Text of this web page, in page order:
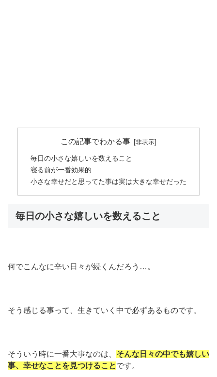
この記事でわかる事
毎日の小さな嬉しいを数えること
寝る前が一番効果的
小さな幸せだと思ってた事は実は大きな幸せだった
毎日の小さな嬉しいを数えること
何でこんなに辛い日々が続くんだろう…。
そう感じる事って、生きていく中で必ずあるものです。
そういう時に一番大事なのは、 そんな日々の中でも嬉しい
事、幸せなことを見つけることです。